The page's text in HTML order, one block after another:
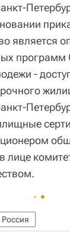
является
программ
-
лице
Россия